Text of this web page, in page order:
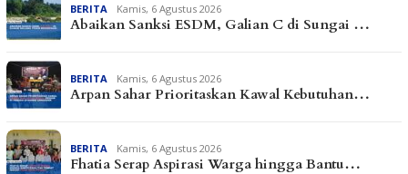
BERITA Kamis, 6 Agustus 2026
Abaikan Sanksi ESDM, Galian C di Sungai …
BERITA Kamis, 6 Agustus 2026
Arpan Sahar Prioritaskan Kawal Kebutuhan…
BERITA Kamis, 6 Agustus 2026
Fhatia Serap Aspirasi Warga hingga Bantu…